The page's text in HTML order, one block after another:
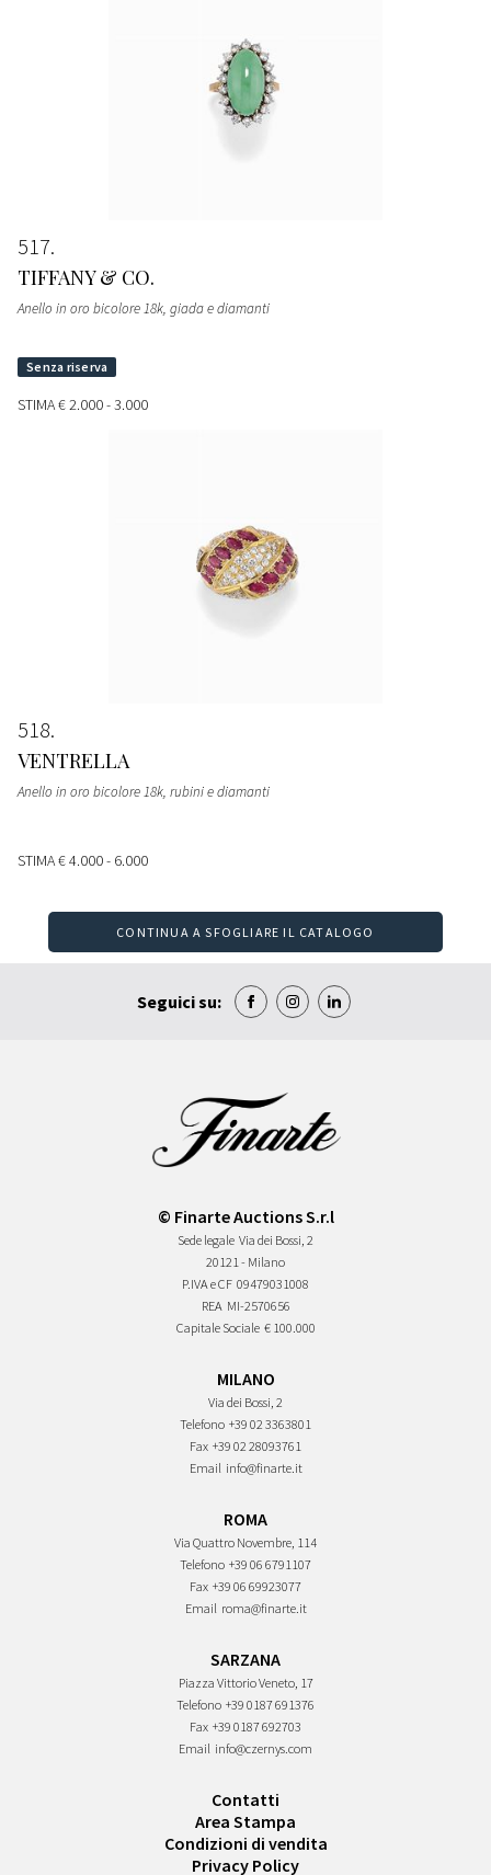
517
TIFFANY & CO.
Anello in oro bicolore 18k, giada e diamanti
STIMA€ 2.000 - 3.000
518
VENTRELLA
Anello in oro bicolore 18k, rubini e diamanti
STIMA€ 4.000 - 6.000
CONTINUA A SFOGLIARE IL CATALOGO
Seguici su:
© Finarte Auctions S.r.l
Sede legale Via dei Bossi, 2
20121 - Milano
P.IVA e CF 09479031008
REA MI-2570656
Capitale Sociale € 100.000
MILANO
Via dei Bossi, 2
Telefono +39 02 3363801
Fax +39 02 28093761
Email info@finarte.it
ROMA
Via Quattro Novembre, 114
Telefono +39 06 6791107
Fax +39 06 69923077
Email roma@finarte.it
SARZANA
Piazza Vittorio Veneto, 17
Telefono +39 0187 691376
Fax +39 0187 692703
Email info@czernys.com
Contatti
Area Stampa
Condizioni di vendita
Privacy Policy